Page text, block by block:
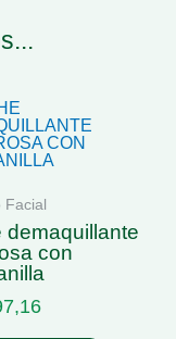
Facial
con